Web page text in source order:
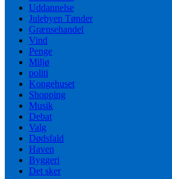
Uddannelse
Julebyen Tønder
Grænsehandel
Vind
Penge
Miljø
politi
Kongehuset
Shopping
Musik
Debat
Valg
Dødsfald
Haven
Byggeri
Det sker